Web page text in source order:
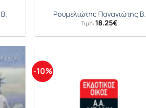
Ρουμελιώτης Παναγιώτης Β.
Τιμή:18.25€
-10%